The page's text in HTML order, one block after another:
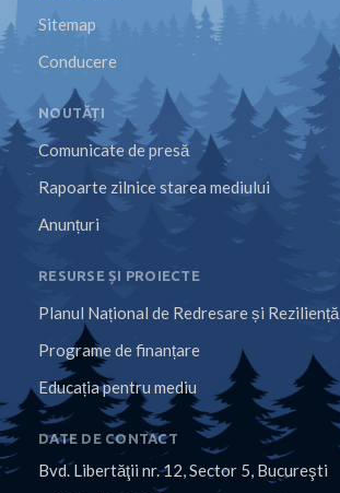
Sitemap
Conducere
NOUTĂȚI
Comunicate de presă
Rapoarte zilnice starea mediului
Anunțuri
RESURSE ȘI PROIECTE
Planul Național de Redresare și Reziliență
Programe de finanțare
Educația pentru mediu
DATE DE CONTACT
Bvd. Libertăţii nr. 12, Sector 5, Bucureşti